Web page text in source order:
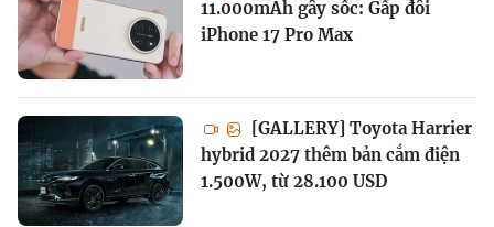
11.000mAh gây sốc: Gấp đôi
iPhone 17 Pro Max
[GALLERY] Toyota Harrier
hybrid 2027 thêm bản cắm điện
1.500W, từ 28.100 USD